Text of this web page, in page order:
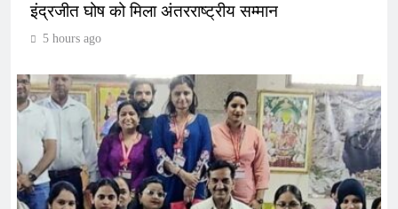
इंद्रजीत घोष को मिला अंतरराष्ट्रीय सम्मान
5 hours ago